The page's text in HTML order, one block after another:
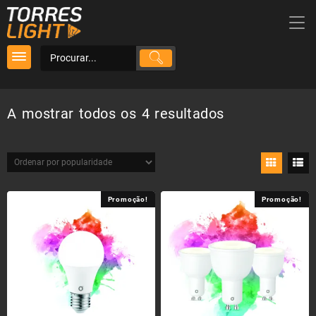
Skip
content
A mostrar todos os 4 resultadosOrdenado
popularidade
Promoção! Promoção!